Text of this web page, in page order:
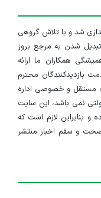
در تاریخ ۱۳۹۱/۱/۱۰ راه اندازی شد و با تلاش گروهی
شدن به مرجع بروز
همکاران ما ارائه
بازدیدکنندگان محترم
مستقل و خصوصی اداره
نمی باشد، این سایت
و بنابراین لازم است که
و سقم اخبار منتشر